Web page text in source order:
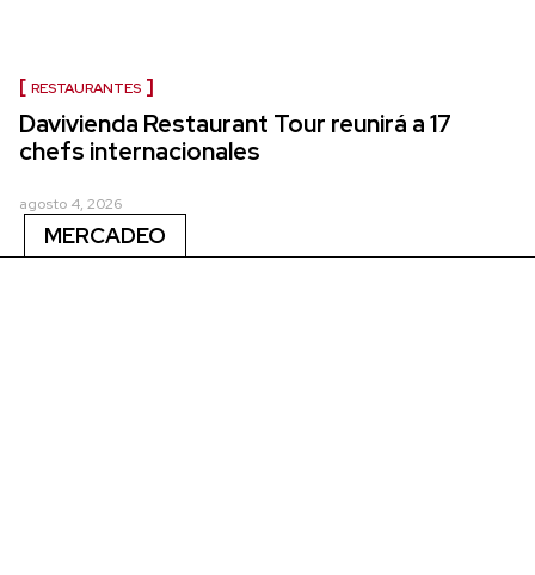
RESTAURANTES
Davivienda Restaurant Tour reunirá a 17
chefs internacionales
agosto 4, 2026
MERCADEO